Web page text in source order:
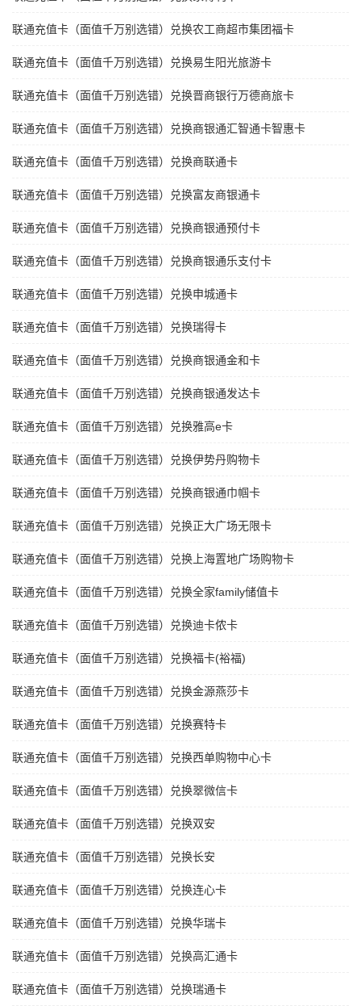
联通充值卡（面值千万别选错）兑换农工商超市集团福卡
联通充值卡（面值千万别选错）兑换易生阳光旅游卡
联通充值卡（面值千万别选错）兑换晋商银行万德商旅卡
联通充值卡（面值千万别选错）兑换商银通汇智通卡智惠卡
联通充值卡（面值千万别选错）兑换商联通卡
联通充值卡（面值千万别选错）兑换富友商银通卡
联通充值卡（面值千万别选错）兑换商银通预付卡
联通充值卡（面值千万别选错）兑换商银通乐支付卡
联通充值卡（面值千万别选错）兑换申城通卡
联通充值卡（面值千万别选错）兑换瑞得卡
联通充值卡（面值千万别选错）兑换商银通金和卡
联通充值卡（面值千万别选错）兑换商银通发达卡
联通充值卡（面值千万别选错）兑换雅高e卡
联通充值卡（面值千万别选错）兑换伊势丹购物卡
联通充值卡（面值千万别选错）兑换商银通巾帼卡
联通充值卡（面值千万别选错）兑换正大广场无限卡
联通充值卡（面值千万别选错）兑换上海置地广场购物卡
联通充值卡（面值千万别选错）兑换全家family储值卡
联通充值卡（面值千万别选错）兑换迪卡侬卡
联通充值卡（面值千万别选错）兑换福卡(裕福)
联通充值卡（面值千万别选错）兑换金源燕莎卡
联通充值卡（面值千万别选错）兑换赛特卡
联通充值卡（面值千万别选错）兑换西单购物中心卡
联通充值卡（面值千万别选错）兑换翠微信卡
联通充值卡（面值千万别选错）兑换双安
联通充值卡（面值千万别选错）兑换长安
联通充值卡（面值千万别选错）兑换连心卡
联通充值卡（面值千万别选错）兑换华瑞卡
联通充值卡（面值千万别选错）兑换高汇通卡
联通充值卡（面值千万别选错）兑换瑞通卡